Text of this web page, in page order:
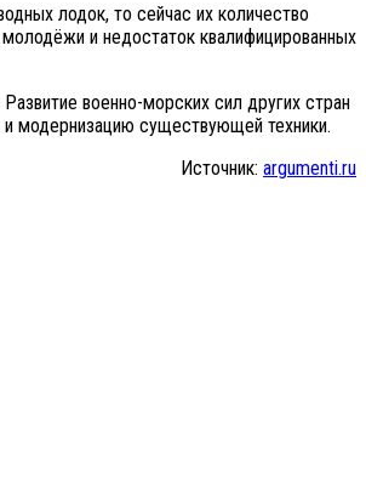
лодок, то сейчас их количество
и недостаток квалифицированных
военно-морских сил других стран
и модернизацию существующей техники.
Источник: argumenti.ru